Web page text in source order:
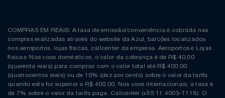
COMPRAS EM REAIS: A taxa de emissão/conveniência é cobrada nas
compras realizadas através do website da Azul, balcões localizados
nos aeroportos, lojas físicas, callcenter da empresa. Aeroportos e Lojas
físicas: Nos voos domésticos, o valor da cobrança é de R$ 40,00
(quarenta reais) para compras com o valor total até R$ 400,00
(quatrocentos reais) ou de 10% (dez por cento) sobre o valor da tarifa
quando esta for superior a R$ 400,00. Nos voos internacionais, a taxa é
de 7% sobre o valor da tarifa paga. Callcenter (+55 11 4003-1118): O